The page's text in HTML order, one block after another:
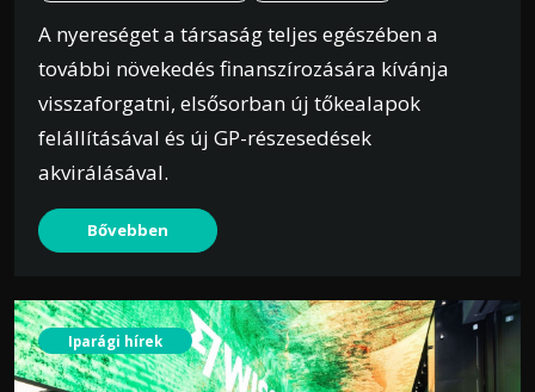
A nyereséget a társaság teljes egészében a
további növekedés finanszírozására kívánja
visszaforgatni, elsősorban új tőkealapok
felállításával és új GP-részesedések
akvirálásával.
Bővebben
Iparági hírek